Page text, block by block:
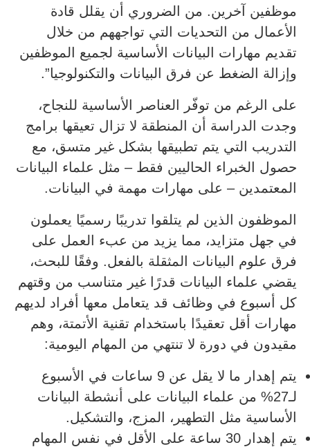
موظفين آخرين. من الضروري أن يقلل قادة
الأعمال من التحديات التي تواجههم من خلال
تقديم مهارات البيانات الأساسية لجميع الموظفين
وإزالة الضغط عن فرق البيانات والتكنولوجيا”.
على الرغم من توفّر العناصر الأساسية للنجاح،
وجدت الدراسة أن المنطقة لا تزال تعيقها برامج
التدريب التي يتم تطبيقها بشكل غير متسق، مع
حصول الخبراء الحاليين فقط – مثل علماء البيانات
المعتمدين – على مهارات مهمة في البيانات.
الموظفون الذين لم يتلقوا تدريبًا رسميًا يعملون
في جهل متزايد، مما يزيد من عبء العمل على
فرق علوم البيانات المثقلة بالفعل. وفقًا للبحث،
يقضي علماء البيانات قدرًا غير متناسب من وقتهم
كل أسبوع في وظائف قد يتعامل معها أفراد لديهم
مهارات أقل تعقيدًا باستخدام تقنية الأتمتة، وهم
مقيدون في دورة لا تنتهي من المهام اليومية:
يتم إهدار ما لا يقل عن 9 ساعات في الأسبوع
لـ27% من علماء البيانات على أنشطة البيانات
الأساسية مثل التطهير، المزج، والتشكيل.
يتم إهدار 30 ساعة على الأقل في نفس المهام